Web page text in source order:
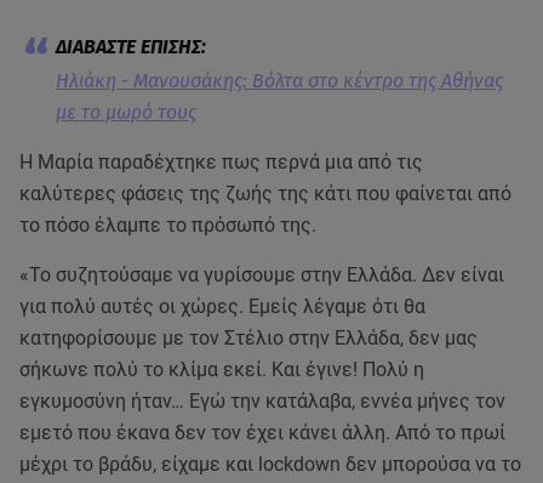
Ηλιάκη - Μανουσάκης: Βόλτα στο κέντρο της Αθήνας
με το μωρό τους
Η Μαρία παραδέχτηκε πως περνά μια από τις
καλύτερες φάσεις της ζωής της κάτι που φαίνεται από
το πόσο έλαμπε το πρόσωπό της.
«Το συζητούσαμε να γυρίσουμε στην Ελλάδα. Δεν είναι
για πολύ αυτές οι χώρες. Εμείς λέγαμε ότι θα
κατηφορίσουμε με τον Στέλιο στην Ελλάδα, δεν μας
σήκωνε πολύ το κλίμα εκεί. Και έγινε! Πολύ η
εγκυμοσύνη ήταν… Εγώ την κατάλαβα, εννέα μήνες τον
εμετό που έκανα δεν τον έχει κάνει άλλη. Από το πρωί
μέχρι το βράδυ, είχαμε και lockdown δεν μπορούσα να το